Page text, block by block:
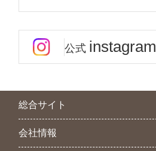
公式 instagram
総合サイト
会社情報